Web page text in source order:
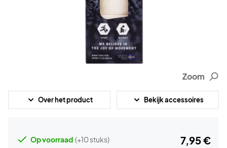
Zoom
Over het product Bekijk accessoires
Op voorraad (+10 stuks) 7,95 €